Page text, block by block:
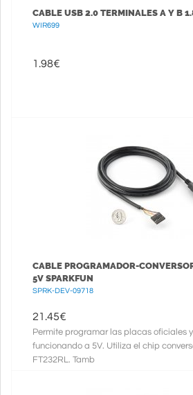
CABLE USB 2.0 TERMINALES A Y B
WIR699
1.98€
CABLE PROGRAMADOR-
5V SPARKFUN
SPRK-DEV-09718
21.45€
Permite programar las placas oficiales
funcionando a 5V. Utiliza el chip
FT232RL. Tamb